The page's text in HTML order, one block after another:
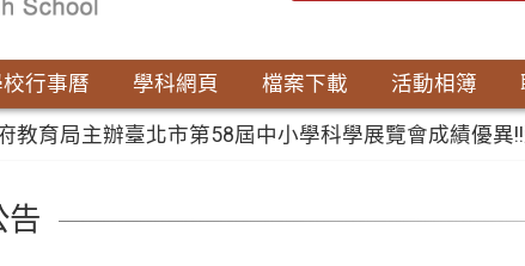
校行事曆 學科網頁 檔案下載 活動相簿
教育局主辦臺北市第58屆中小學科學展覽會成績優
告